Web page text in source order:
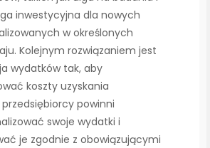
inwestycyjna dla nowych
w określonych
Kolejnym rozwiązaniem jest
wydatków tak, aby
koszty uzyskania
powinni
swoje wydatki i
je zgodnie z obowiązującymi